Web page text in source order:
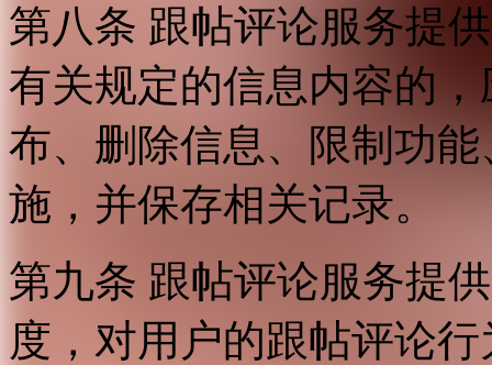
第八条 跟帖评论服务提
有关规定的信息内容的
布、删除信息、限制功
施，并保存相关记录。
第九条 跟帖评论服务提
度，对用户的跟帖评论